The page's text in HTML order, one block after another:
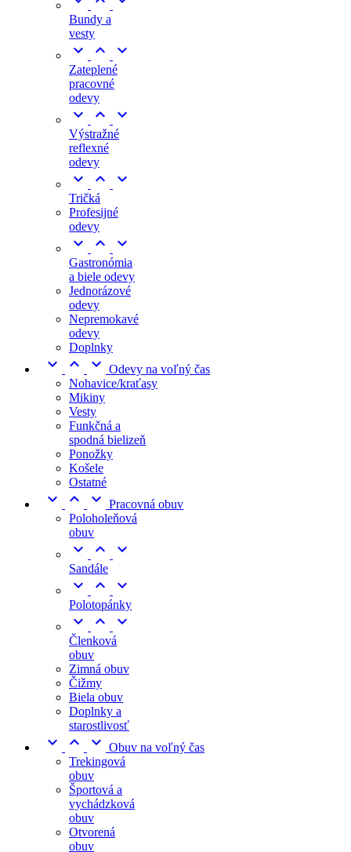
Bundy a
vesty
  
Zateplené
pracovné
odevy
  
Výstražné
reflexné
odevy
  
Tričká
Profesijné
odevy
  
Gastronómia
a biele odevy
Jednorázové
odevy
Nepremokavé
odevy
Doplnky
   Odevy na voľný čas
Nohavice/kraťasy
Mikiny
Vesty
Funkčná a
spodná bielizeň
Ponožky
Košele
Ostatné
   Pracovná obuv
Poloholeňová
obuv
  
Sandále
  
Polotopánky
  
Členková
obuv
Zimná obuv
Čižmy
Biela obuv
Doplnky a
starostlivosť
   Obuv na voľný čas
Trekingová
obuv
Športová a
vychádzková
obuv
Otvorená
obuv